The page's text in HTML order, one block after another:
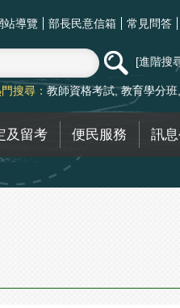
站導覽 部長民意信箱 常見問答
進階搜
搜尋： 教師資格考試 教育學分班
及留考 便民服務 訊